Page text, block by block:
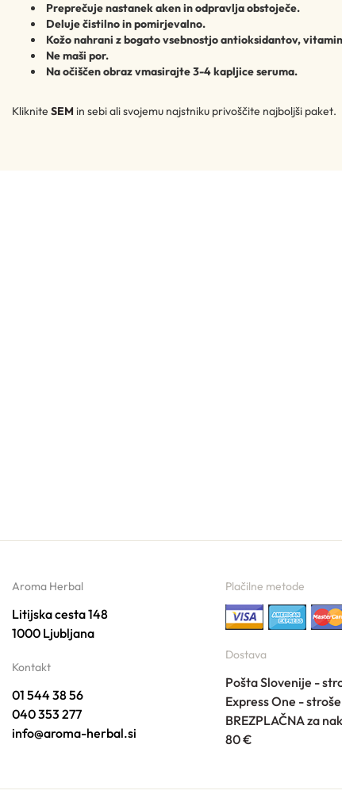
Preprečuje nastanek aken in odpravlja obstoječe.
Deluje čistilno in pomirjevalno.
Kožo nahrani z bogato vsebnostjo antioksidantov,
Ne maši por.
Na očiščen obraz vmasirajte 3-4 kapljice seruma.
Kliknite SEM in sebi ali svojemu najstniku privoščite najboljši paket.
Aroma Herbal
Litijska cesta 148
1000 Ljubljana
Kontakt
01 544 38 56
040 353 277
info@aroma-herbal.si
Plačilne metode
Dostava
Pošta Slovenije -
Express One -
BREZPLAČNA za
80 €